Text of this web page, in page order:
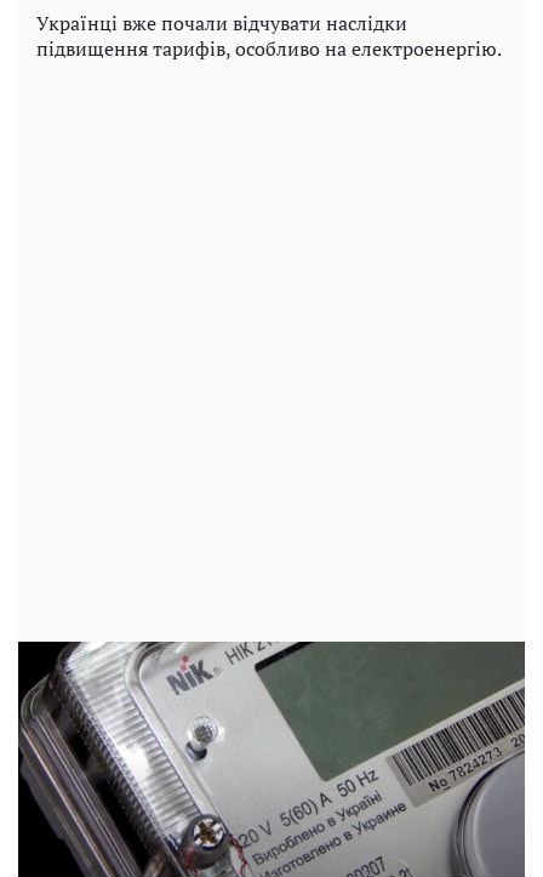
Українці вже почали відчувати наслідки
підвищення тарифів, особливо на електроенергію.